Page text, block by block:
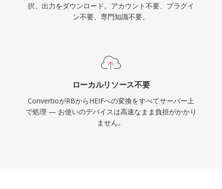
択、出力をダウンロード。アカウント不要、プラグイ
ン不要、専門知識不要。
ローカルリソース不要
ConvertioがRBからHEIFへの変換をすべてサーバー上
で処理 — お使いのデバイスは高速なまま負担がかかり
ません。